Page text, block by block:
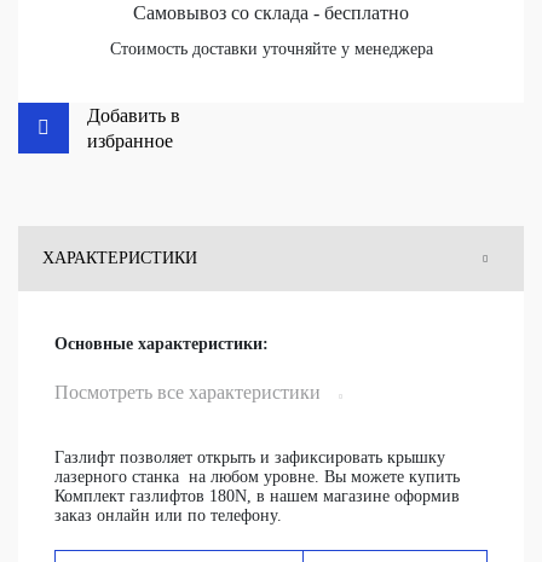
Самовывоз со склада - бесплатно
Стоимость доставки уточняйте у менеджера
Добавить в
избранное
ХАРАКТЕРИСТИКИ
ВОПРОСЫ
Основные характеристики:
Посмотреть все характеристики
Газлифт позволяет открыть и зафиксировать крышку
лазерного станка на любом уровне. Вы можете купить
Комплект газлифтов 180N, в нашем магазине оформив
заказ онлайн или по телефону.